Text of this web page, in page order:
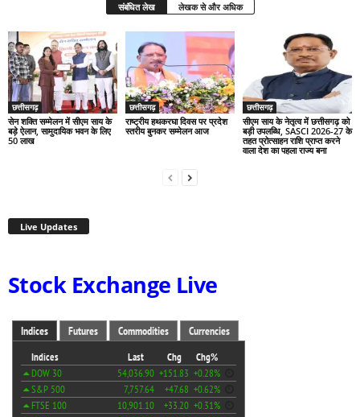
संबंधित लेख लेखक से और अधिक
छत्तीसगढ़
सेन शक्ति सम्मेलन में सीएम साय के
बड़े ऐलान, सामुदायिक भवन के लिए
50 लाख
छत्तीसगढ़
राष्ट्रीय हथकरघा दिवस पर प्रदेश
स्तरीय बुनकर सम्मेलन आज
छत्तीसगढ़
सीएम साय के नेतृत्व में छत्तीसगढ़ को
बड़ी उपलब्धि, SASCI 2026-27 के
तहत प्रोत्साहन राशि प्राप्त करने
वाला देश का पहला राज्य बना
Live Updates
Stock Exchange Live